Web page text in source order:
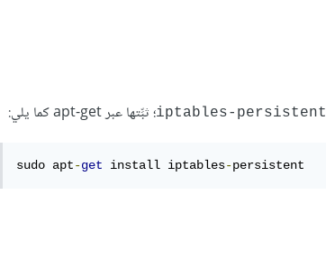
iptables-persistent؛ ثبِّتها عبر apt-get كما يلي:
sudo apt-get install iptables-persistent